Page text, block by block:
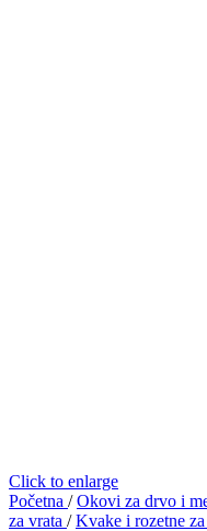
Click to enlarge
Početna / Okovi za drvo i
za vrata / Kvake i rozetne